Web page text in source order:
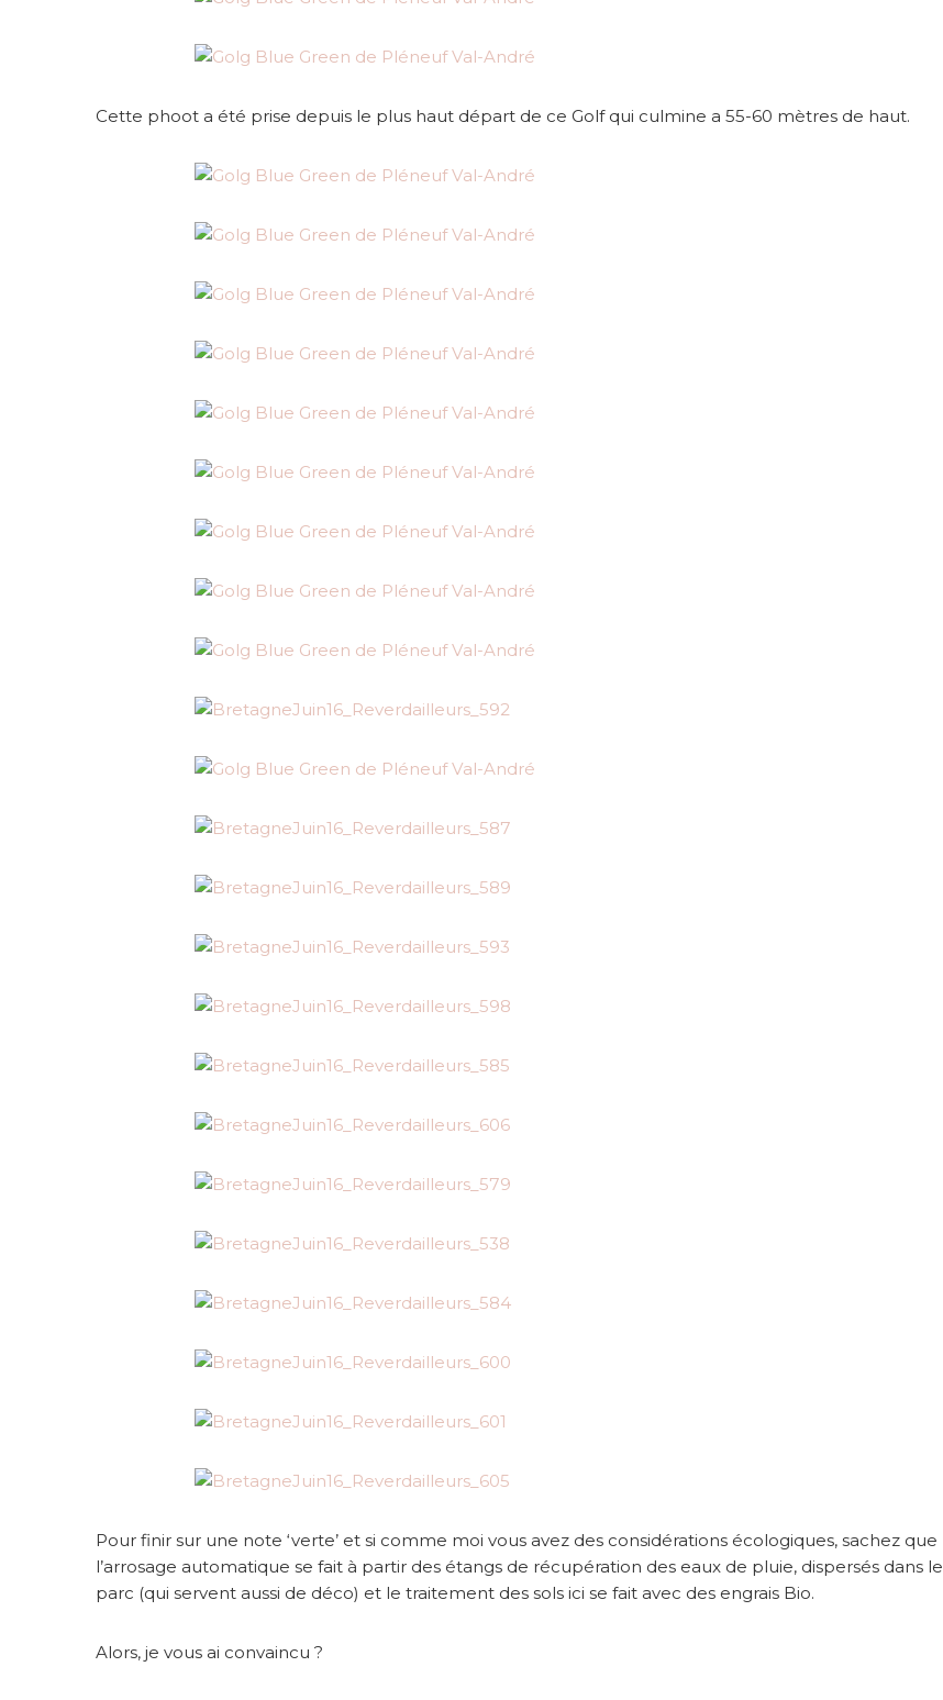
Cette phoot a été prise depuis le plus haut départ de ce Golf qui culmine a 55-60 mètres de haut.
Pour finir sur une note ‘verte’ et si comme moi vous avez des considérations écologiques, sachez que
l’arrosage automatique se fait à partir des étangs de récupération des eaux de pluie, dispersés dans le
parc (qui servent aussi de déco) et le traitement des sols ici se fait avec des engrais Bio.
Alors, je vous ai convaincu ?